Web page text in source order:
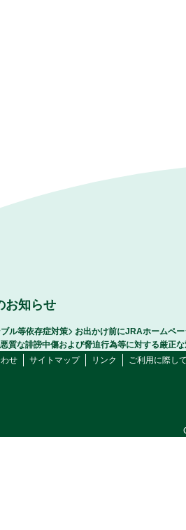
お知らせ
ル等依存症対策
お出かけ前にJRAホームペ
質な誹謗中傷および脅迫行為等に対する厳正
せ
サイトマップ リンク ご利用に際し